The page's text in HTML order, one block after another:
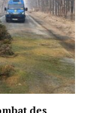
des